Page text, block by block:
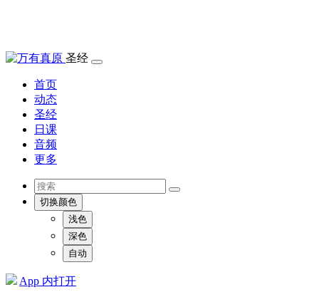
圣经
首页
动态
圣经
日课
音频
更多
切换颜色
浅色
深色
自动
App 内打开